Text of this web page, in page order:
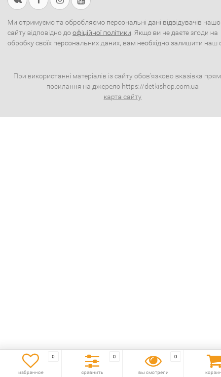
Ми отримуємо та обробляємо персональні дані відвідувачів
сайту відповідно до офіційної політики . Якщо ви не даєте згоди на
обробку своїх персональних даних, вам необхідно залишити наш
При використанні матеріалів із сайту обов'язково вказівка
посилання на джерело https://detkishop.com.ua
карта сайту
0
избранное
0
сравнить
0
вы смотрели